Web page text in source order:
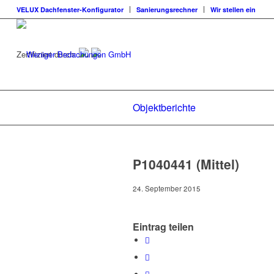
VELUX Dachfenster-Konfigurator Sanierungsrechner Wir stellen ein
Zertifiziert durch:
Objektberichte
P1040441 (Mittel)
24. September 2015
Eintrag teilen